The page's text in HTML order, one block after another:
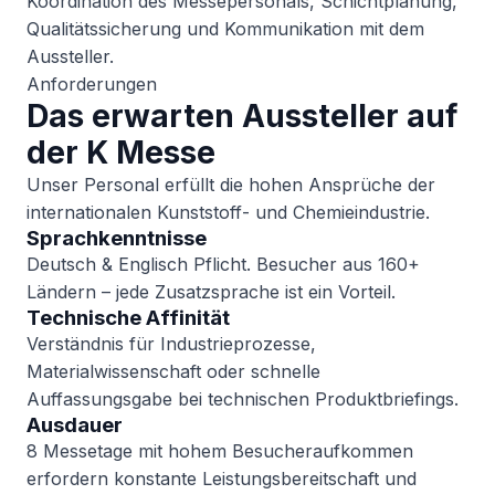
Qualitätssicherung und Kommunikation mit dem
Aussteller.
Anforderungen
Das erwarten Aussteller auf
der K Messe
Unser Personal erfüllt die hohen Ansprüche der
internationalen Kunststoff- und Chemieindustrie.
Sprachkenntnisse
Deutsch & Englisch Pflicht. Besucher aus 160+
Ländern – jede Zusatzsprache ist ein Vorteil.
Technische Affinität
Verständnis für Industrieprozesse,
Materialwissenschaft oder schnelle
Auffassungsgabe bei technischen Produktbriefings.
Ausdauer
8 Messetage mit hohem Besucheraufkommen
erfordern konstante Leistungsbereitschaft und